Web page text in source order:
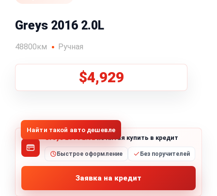
Greys 2016 2.0L
48800км Ручная
$4,929
Найти такой авто дешевле
Greys 2016 2.0Lиз Китая купить в кредит
Быстрое оформление Без поручителей
Заявка на кредит